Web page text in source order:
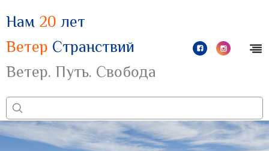
Нам 20 лет
Ветер Странствий
Ветер. Путь. Свобода